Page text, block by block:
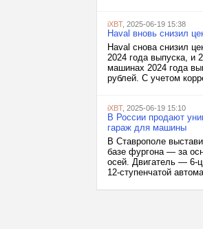
iXBT, 2025-06-19 15:38
Haval вновь снизил
Haval снова снизил
2024 года выпуска, и
машинах 2024 года
рублей. С учетом
iXBT, 2025-06-19 15:10
В России продают
гараж для машины
В Ставрополе
базе фургона — за
осей. Двигатель — 6-
12-ступенчатой